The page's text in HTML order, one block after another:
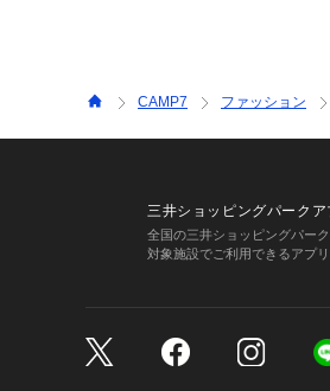
CAMP7 ファッション
三井ショッピングパークア
全国の三井ショッピングパー
対象施設でご利用できるアプリ